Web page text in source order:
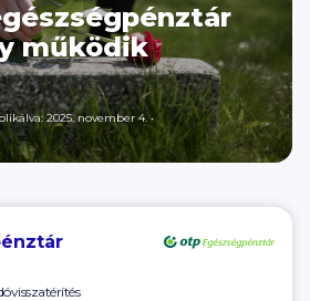
működik
2025. november 4.•